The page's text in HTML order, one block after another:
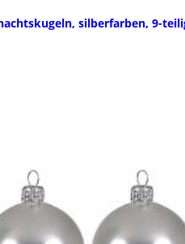
silberfarben, 9-